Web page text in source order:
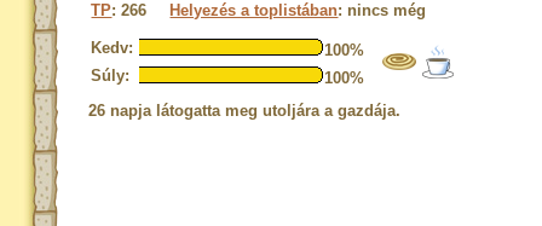
TP: 266 Helyezés a toplistában: nincs még
Kedv:
100%
Súly:
100%
26 napja látogatta meg utoljára a gazdája.